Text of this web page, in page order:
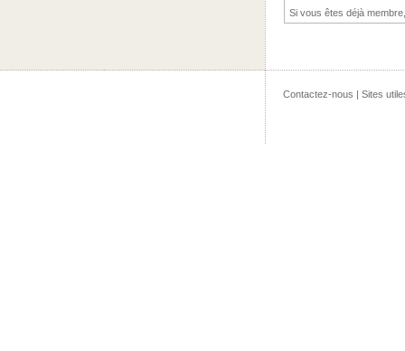
Si vous êtes déjà
Contactez-nous | Sites